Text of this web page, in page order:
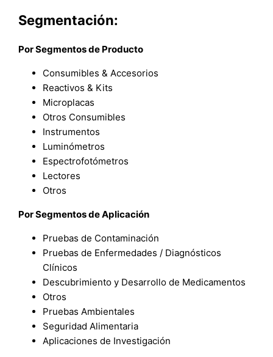
Segmentación:
Por Segmentos de Producto
Consumibles & Accesorios
Reactivos & Kits
Microplacas
Otros Consumibles
Instrumentos
Luminómetros
Espectrofotómetros
Lectores
Otros
Por Segmentos de Aplicación
Pruebas de Contaminación
Pruebas de Enfermedades / Diagnósticos
Clínicos
Descubrimiento y Desarrollo de Medicamentos
Otros
Pruebas Ambientales
Seguridad Alimentaria
Aplicaciones de Investigación